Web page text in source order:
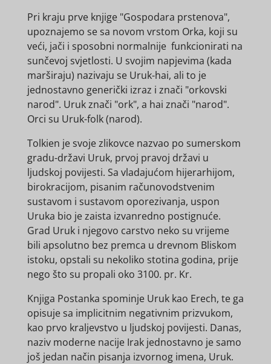
Pri kraju prve knjige "Gospodara prstenova",
upoznajemo se sa novom vrstom Orka, koji su
veći, jači i sposobni normalnije funkcionirati na
sunčevoj svjetlosti. U svojim napjevima (kada
marširaju) nazivaju se Uruk-hai, ali to je
jednostavno generički izraz i znači "orkovski
narod". Uruk znači "ork", a hai znači "narod".
Orci su Uruk-folk (narod).
Tolkien je svoje zlikovce nazvao po sumerskom
gradu-državi Uruk, prvoj pravoj državi u
ljudskoj povijesti. Sa vladajućom hijerarhijom,
birokracijom, pisanim računovodstvenim
sustavom i sustavom oporezivanja, uspon
Uruka bio je zaista izvanredno postignuće.
Grad Uruk i njegovo carstvo neko su vrijeme
bili apsolutno bez premca u drevnom Bliskom
istoku, opstali su nekoliko stotina godina, prije
nego što su propali oko 3100. pr. Kr.
Knjiga Postanka spominje Uruk kao Erech, te ga
opisuje sa implicitnim negativnim prizvukom,
kao prvo kraljevstvo u ljudskoj povijesti. Danas,
naziv moderne nacije Irak jednostavno je samo
još jedan način pisanja izvornog imena, Uruk.